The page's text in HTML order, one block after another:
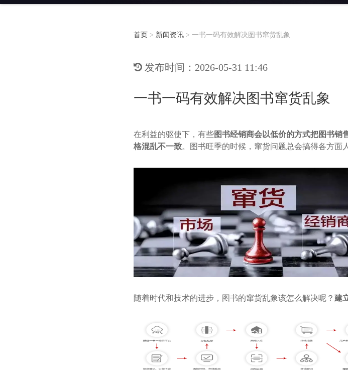
首页 > 新闻资讯 > 一书一码有效解决图书窜货乱象
发布时间：2026-05-31 11:46
一书一码有效解决图书窜货乱象
在利益的驱使下，有些图书经销商会以低价的方式把图书销
格混乱不一致。图书旺季的时候，窜货问题总会搞得各方面
随着时代和技术的进步，图书的窜货乱象该怎么解决呢？ 建